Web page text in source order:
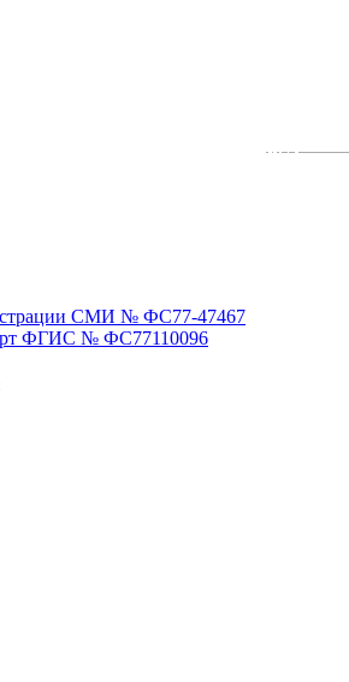
СМИ № ФС77-47467
ФГИС № ФС77110096